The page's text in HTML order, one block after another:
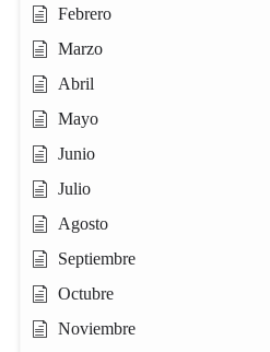
Febrero
Marzo
Abril
Mayo
Junio
Julio
Agosto
Septiembre
Octubre
Noviembre